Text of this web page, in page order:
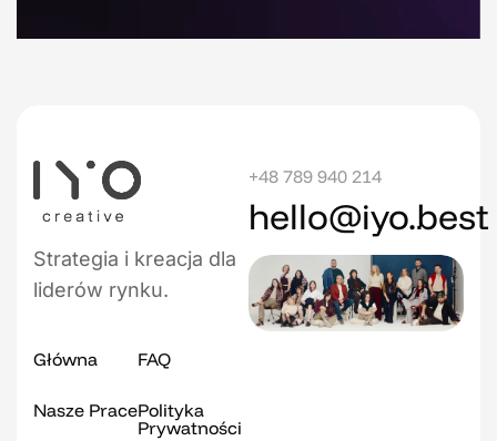
Strategia i kreacja dla
liderów rynku.
Główna
Nasze Prace
FAQ
Polityka
Prywatności
+48 789 940 214
hello@iyo.best